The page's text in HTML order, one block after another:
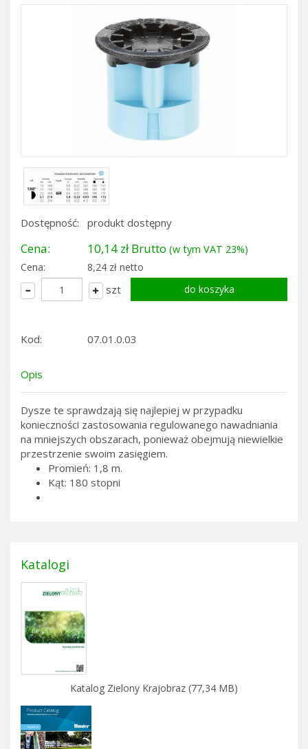
Dostępność: produkt dostępny
Cena: 10,14 zł Brutto (w tym VAT 23%)
Cena:
8,24 zł netto
szt
Kod: 07.01.0.03
Opis
Dysze te sprawdzają się najlepiej w przypadku
konieczności zastosowania regulowanego nawadniania
na mniejszych obszarach, ponieważ obejmują niewielkie
przestrzenie swoim zasięgiem.
Promień: 1,8 m.
Kąt: 180 stopni
Katalogi
Katalog Zielony Krajobraz (77,34 MB)